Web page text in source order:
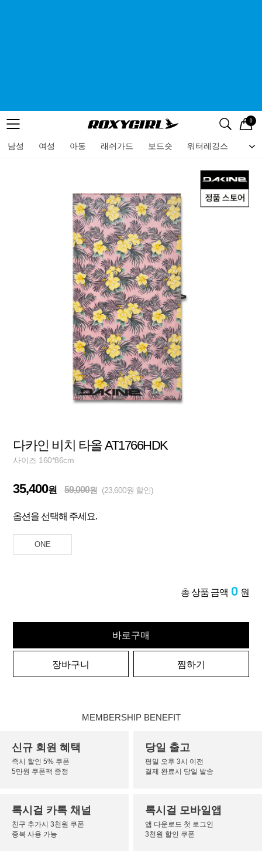
메뉴 검색
로고 0
남성 여성 아동 래쉬가드 보드숏 워터레깅스 비
메뉴
다카인 비치 타올 AT1766HDK
사이즈 160*86cm
35,400원 59,000원 (23,600원 할인)
옵션을 선택해 주세요.
ONE
총 상품 금액 0 원
바로구매
장바구니 찜하기
MEMBERSHIP BENEFIT
신규 회원 혜택
즉시 할인 5% 쿠폰
5만원 쿠폰팩 증정
당일 출고
평일 오후 3시 이전
결제 완료시 당일 발송
록시걸 카톡 채널
친구 추가시 3천원 쿠폰
중복 사용 가능
록시걸 모바일앱
앱 다운로드 첫 로그인
3천원 할인 쿠폰